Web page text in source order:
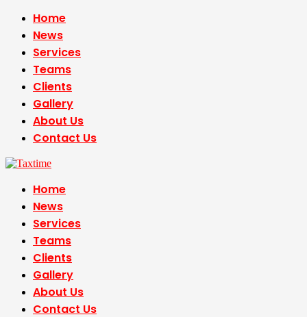
Home
News
Services
Teams
Clients
Gallery
About Us
Contact Us
Home
News
Services
Teams
Clients
Gallery
About Us
Contact Us